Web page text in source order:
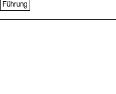
Führung